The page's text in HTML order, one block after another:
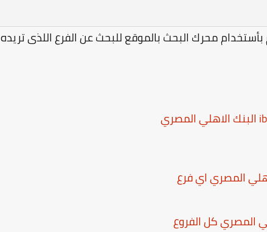
محرك البحث بالموقع للبحث عن الفرع اللذى تريده
المصري اي فرع
المصري كل الفروع